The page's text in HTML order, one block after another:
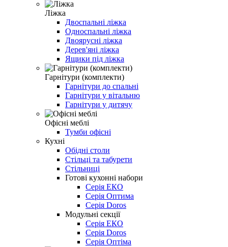
Ліжка
Двоспальні ліжка
Односпальні ліжка
Двоярусні ліжка
Дерев'яні ліжка
Ящики під ліжка
Гарнітури (комплекти)
Гарнітури до спальні
Гарнітури у вітальню
Гарнітури у дитячу
Офісні меблі
Тумби офісні
Кухні
Обідні столи
Стільці та табурети
Стільниці
Готові кухонні набори
Серія ЕКО
Серія Оптима
Серія Doros
Модульні секції
Серія ЕКО
Серія Doros
Серія Оптіма